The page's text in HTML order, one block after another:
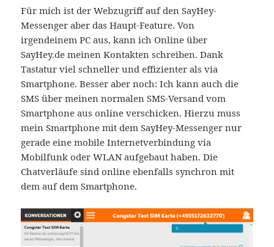
Für mich ist der Webzugriff auf den SayHey-
Messenger aber das Haupt-Feature. Von
irgendeinem PC aus, kann ich Online über
SayHey.de meinen Kontakten schreiben. Dank
Tastatur viel schneller und effizienter als via
Smartphone. Besser aber noch: Ich kann auch die
SMS über meinen normalen SMS-Versand vom
Smartphone aus online verschicken. Hierzu muss
mein Smartphone mit dem SayHey-Messenger nur
gerade eine mobile Internetverbindung via
Mobilfunk oder WLAN aufgebaut haben. Die
Chatverläufe sind online ebenfalls synchron mit
dem auf dem Smartphone.